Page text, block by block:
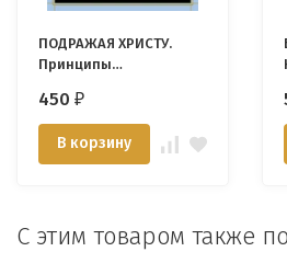
ПОДРАЖАЯ ХРИСТУ.
Принципы
пасторского служения.
Вячеслав Плескач
450 ₽
В корзину
С этим товаром также